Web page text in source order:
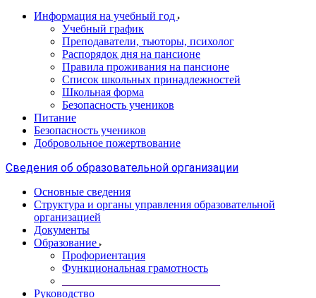
Информация на учебный год
Учебный график
Преподаватели, тьюторы, психолог
Распорядок дня на пансионе
Правила проживания на пансионе
Список школьных принадлежностей
Школьная форма
Безопасность учеников
Питание
Безопасность учеников
Добровольное пожертвование
Сведения об образовательной организации
Основные сведения
Структура и органы управления образовательной
организацией
Документы
Образование
Профориентация
Функциональная грамотность
Руководство